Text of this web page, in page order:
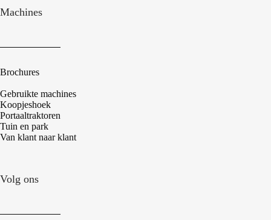
Machines
Brochures
Gebruikte machines
Koopjeshoek
Portaaltraktoren
Tuin en park
Van klant naar klant
Volg ons